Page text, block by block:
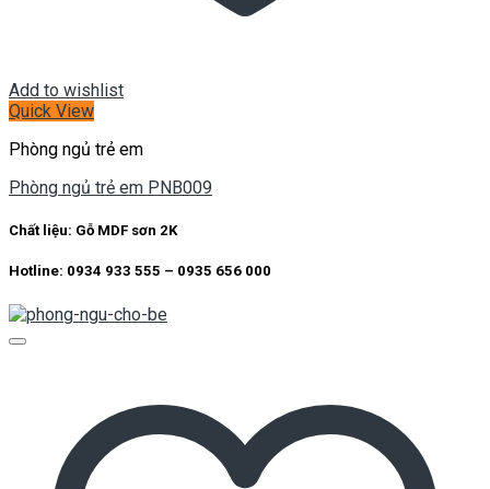
Add to wishlist
Quick View
Phòng ngủ trẻ em
Phòng ngủ trẻ em PNB009
Chất liệu: Gỗ MDF sơn 2K
Hotline: 0934 933 555 – 0935 656 000